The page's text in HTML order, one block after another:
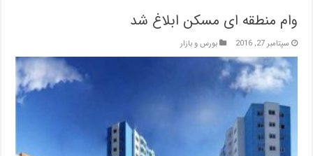
وام منطقه ای مسکن ابلاغ شد
سپتامبر 27, 2016 بورس و بازار